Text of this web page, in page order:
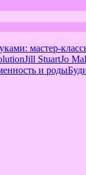
мастер-
Jill StuartJo
и роды